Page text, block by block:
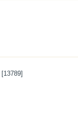
[13789]